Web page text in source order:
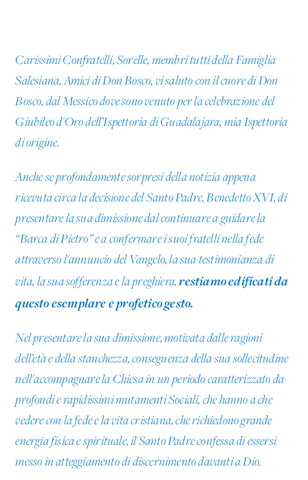
Carissimi Confratelli, Sorelle, membri tutti della Famiglia
Salesiana, Amici di Don Bosco, vi saluto con il cuore di Don
Bosco, dal Messico dove sono venuto per la celebrazione del
Giubileo d'Oro dell’Ispettoria di Guadalajara, mia Ispettoria
di origine.
Anche se profondamente sorpresi della notizia appena
ricevuta circa la decisione del Santo Padre, Benedetto XVI, di
presentare la sua dimissione dal continuare a guidare la
“Barca di Pietro” e a confermare i suoi fratelli nella fede
attraverso l'annuncio del Vangelo, la sua testimonianza di
vita, la sua sofferenza e la preghiera,restiamo edificati da
questo esemplare e profetico gesto.
Nel presentare la sua dimissione, motivata dalle ragioni
dell’età e della stanchezza, conseguenza della sua sollecitudine
nell'accompagnare la Chiesa in un periodo caratterizzato da
profondi e rapidissimi mutamenti Sociali, che hanno a che
vedere con la fede e la vita cristiana, che richiedono grande
energia fisica e spirituale, il Santo Padre confessa di essersi
messo in atteggiamento di discernimento davanti a Dio.